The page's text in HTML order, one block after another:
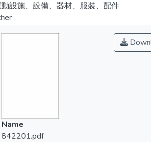
設施、設備、器材、服裝、配件
Name
842201.pdf